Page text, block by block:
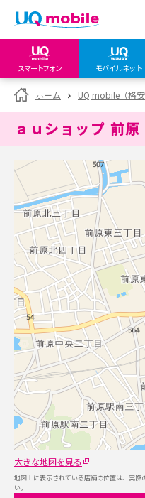
スマートフォン モバイルネット
my UQ WiMAX
UQ WiMAX ご契約の方
My UQ mobile
UQ mobile
データチャージサイト
UQ mobile
オンラインショップ
UQ WiMAX
UQ mobile
販売店舗
UQ WiMAX
ホーム UQ mobile（格安
ａｕショップ 前原
大きな地図を見る
地図上に表示されている店舗の位置は、実
い。